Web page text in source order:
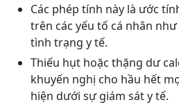
Các phép tính này là ước
trên các yếu tố cá nhân
tình trạng y tế.
Thiếu hụt hoặc thặng dư
khuyến nghị cho hầu hết
hiện dưới sự giám sát y tế.